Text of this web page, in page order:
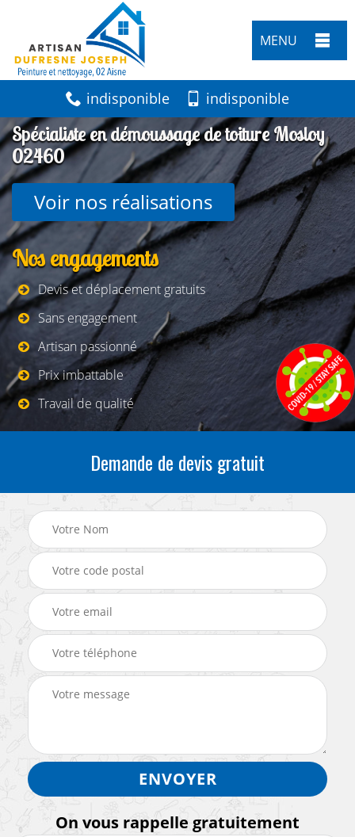
MENU
indisponible indisponible
Spécialiste en démoussage de toiture Mosloy
02460
Voir nos réalisations
Nos engagements
Devis et déplacement gratuits
Sans engagement
Artisan passionné
Prix imbattable
Travail de qualité
Demande de devis gratuit
On vous rappelle gratuitement